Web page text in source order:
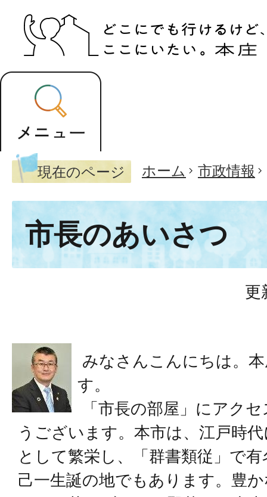
現在のページ ホーム 市政情報
市長のあいさつ
更
みなさんこんにちは。
す。
「市長の部屋」にアク
うございます。本市は、江戸時
として繁栄し、「群書類従」で
己一生誕の地でもあります。豊